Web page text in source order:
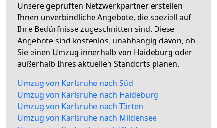
Unsere geprüften Netzwerkpartner erstellen
Ihnen unverbindliche Angebote, die speziell auf
Ihre Bedürfnisse zugeschnitten sind. Diese
Angebote sind kostenlos, unabhängig davon, ob
Sie einen Umzug innerhalb von Haideburg oder
außerhalb Ihres aktuellen Standorts planen.
Umzug von Karlsruhe nach Süd
Umzug von Karlsruhe nach Haideburg
Umzug von Karlsruhe nach Törten
Umzug von Karlsruhe nach Mildensee